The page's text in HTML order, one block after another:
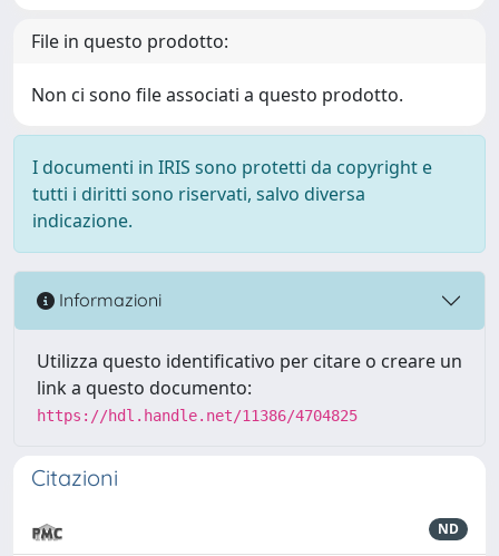
File in questo prodotto:
Non ci sono file associati a questo prodotto.
I documenti in IRIS sono protetti da copyright e
tutti i diritti sono riservati, salvo diversa
indicazione.
Informazioni
Utilizza questo identificativo per citare o creare un
link a questo documento:
https://hdl.handle.net/11386/4704825
Citazioni
ND